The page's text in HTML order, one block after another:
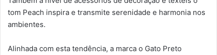
tom Peach inspira e transmite serenidade e harmonia nos
ambientes.
Alinhada com esta tendência, a marca o Gato Preto